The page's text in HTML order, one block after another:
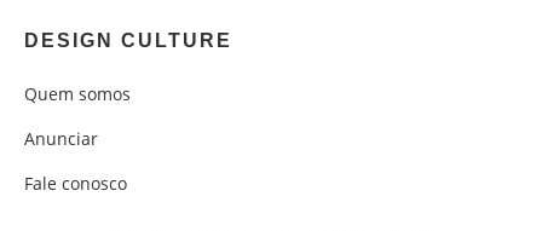
DESIGN CULTURE
Quem somos
Anunciar
Fale conosco